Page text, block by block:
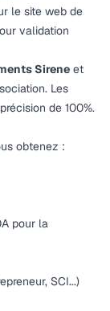
le site web de
validation
Sirene et
Les
de 100%.
obtenez :
pour la
SCI...)